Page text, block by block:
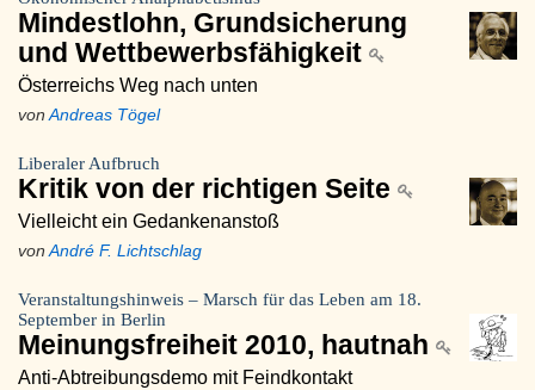
Mindestlohn, Grundsicherung
und Wettbewerbsfähigkeit
Österreichs Weg nach unten
von Andreas Tögel
Liberaler Aufbruch
Kritik von der richtigen Seite
Vielleicht ein Gedankenanstoß
von André F. Lichtschlag
Veranstaltungshinweis – Marsch für das Leben am 18.
September in Berlin
Meinungsfreiheit 2010, hautnah
Anti-Abtreibungsdemo mit Feindkontakt